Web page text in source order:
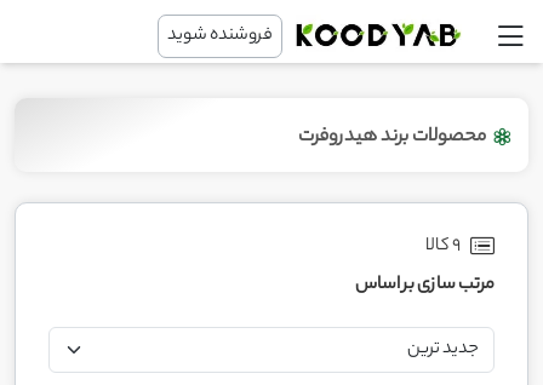
فروشنده شوید
محصولات برند هیدروفرت
9 کالا
مرتب سازی بر اساس